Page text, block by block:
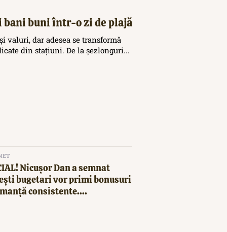
bani buni într-o zi de plajă
valuri, dar adesea se transformă
din stațiuni. De la șezlonguri...
Nicușor Dan a semnat
bugetari vor primi bonusuri
consistente....